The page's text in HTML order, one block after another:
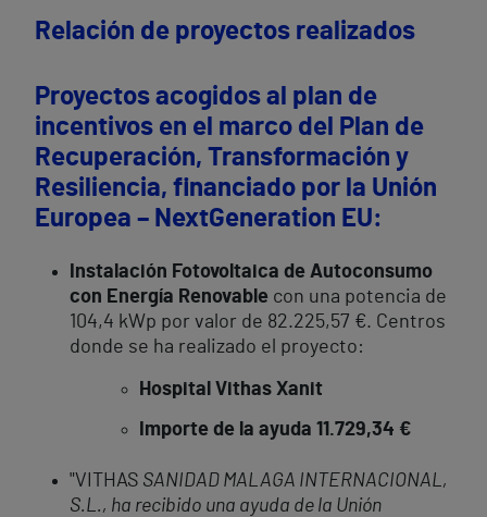
Relación de proyectos realizados
Proyectos acogidos al plan de
incentivos en el marco del Plan de
Recuperación, Transformación y
Resiliencia, financiado por la Unión
Europea – NextGeneration EU:
Instalación Fotovoltaica de Autoconsumo
con Energía Renovable con una potencia de
104,4 kWp por valor de 82.225,57 €. Centros
donde se ha realizado el proyecto:
Hospital Vithas Xanit
Importe de la ayuda 11.729,34 €
"VITHAS SANIDAD MALAGA INTERNACIONAL,
S.L., ha recibido una ayuda de la Unión